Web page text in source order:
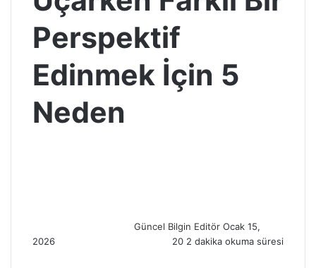
Perspektif
Edinmek İçin 5
Neden
Güncel Bilgin Editör e
m
Ocak 15,
2026
20 2 dakika okuma süresi